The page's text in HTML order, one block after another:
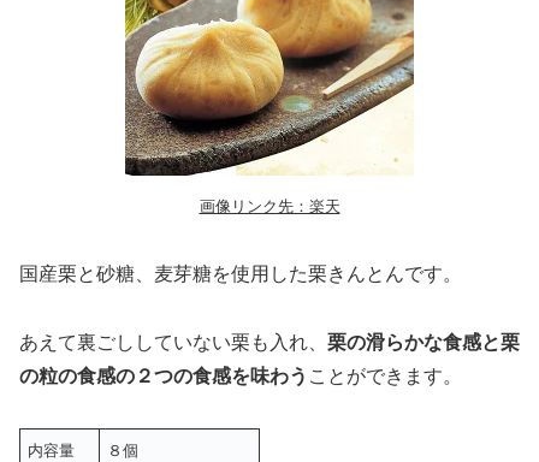
画像リンク先：楽天
国産栗と砂糖、麦芽糖を使用した栗きんとんです。
あえて裏ごししていない栗も入れ、 栗の滑らかな食感と栗
の粒の食感の２つの食感を味わう ことができます。
内容量 ８個